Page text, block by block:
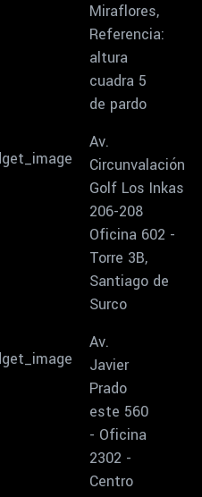
Miraflores,
Referencia:
altura
cuadra 5
de pardo
Av.
Circunvalación
Golf Los Inkas
206-208
Oficina 602 -
Torre 3B,
Santiago de
Surco
Av.
Javier
Prado
este 560
- Oficina
2302 -
Centro